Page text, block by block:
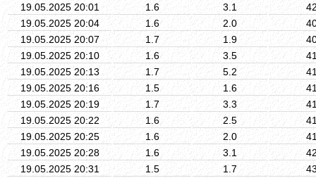
19.05.2025 20:01
1.6 3.1
19.05.2025 20:04
1.6 2.0
19.05.2025 20:07
1.7 1.9
19.05.2025 20:10
1.6 3.5
19.05.2025 20:13
1.7 5.2
19.05.2025 20:16
1.5 1.6
19.05.2025 20:19
1.7 3.3
19.05.2025 20:22
1.6 2.5
19.05.2025 20:25
1.6 2.0
19.05.2025 20:28
1.6 3.1
19.05.2025 20:31
1.5 1.7